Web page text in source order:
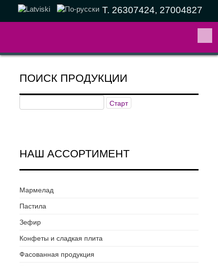
Т. 26307424, 27004827
ПОИСК ПРОДУКЦИИ
НАШ АССОРТИМЕНТ
Мармелад
Пастила
Зефир
Конфеты и сладкая плита
Фасованная продукция